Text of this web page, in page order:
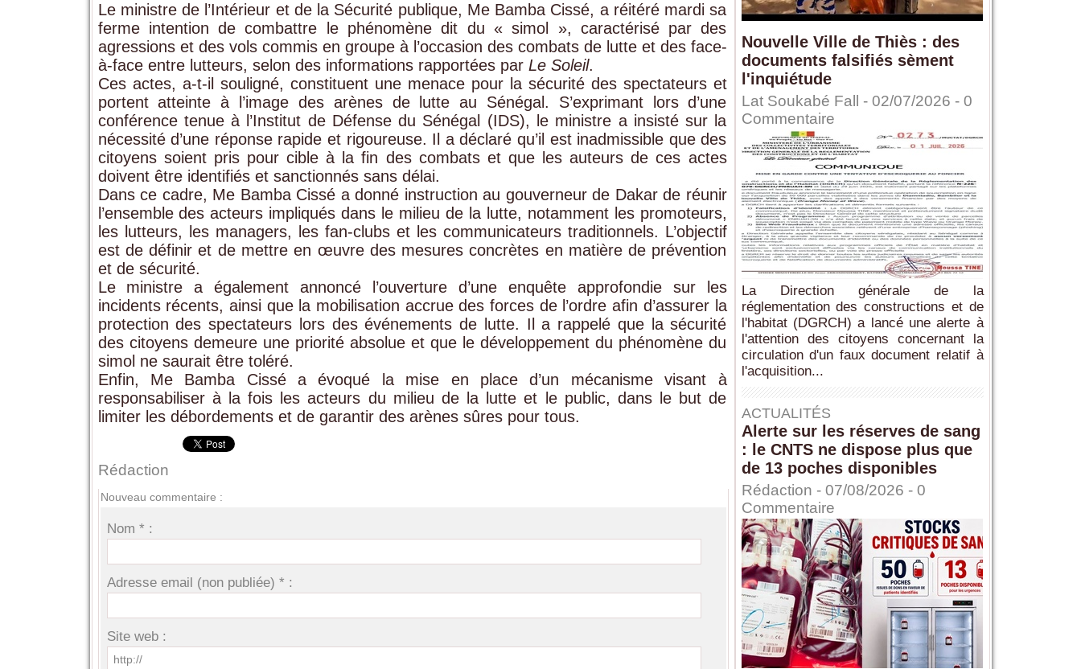
Le ministre de l’Intérieur et de la Sécurité publique, Me Bamba Cissé, a réitéré mardi sa
ferme intention de combattre le phénomène dit du « simol », caractérisé par des
agressions et des vols commis en groupe à l’occasion des combats de lutte et des face-
à-face entre lutteurs, selon des informations rapportées par Le Soleil.
Ces actes, a-t-il souligné, constituent une menace pour la sécurité des spectateurs et
portent atteinte à l’image des arènes de lutte au Sénégal. S’exprimant lors d’une
conférence tenue à l’Institut de Défense du Sénégal (IDS), le ministre a insisté sur la
nécessité d’une réponse rapide et rigoureuse. Il a déclaré qu’il est inadmissible que des
citoyens soient pris pour cible à la fin des combats et que les auteurs de ces actes
doivent être identifiés et sanctionnés sans délai.
Dans ce cadre, Me Bamba Cissé a donné instruction au gouverneur de Dakar de réunir
l’ensemble des acteurs impliqués dans le milieu de la lutte, notamment les promoteurs,
les lutteurs, les managers, les fan-clubs et les communicateurs traditionnels. L’objectif
est de définir et de mettre en œuvre des mesures concrètes en matière de prévention
et de sécurité.
Le ministre a également annoncé l’ouverture d’une enquête approfondie sur les
incidents récents, ainsi que la mobilisation accrue des forces de l’ordre afin d’assurer la
protection des spectateurs lors des événements de lutte. Il a rappelé que la sécurité
des citoyens demeure une priorité absolue et que le développement du phénomène du
simol ne saurait être toléré.
Enfin, Me Bamba Cissé a évoqué la mise en place d’un mécanisme visant à
responsabiliser à la fois les acteurs du milieu de la lutte et le public, dans le but de
limiter les débordements et de garantir des arènes sûres pour tous.
Rédaction
Nouveau commentaire :
Nom * :
Adresse email (non publiée) * :
Site web :
Nouvelle Ville de Thiès : des
documents falsifiés sèment
l'inquiétude
Lat Soukabé Fall - 02/07/2026 - 0
Commentaire
La Direction générale de la
réglementation des constructions et de
l'habitat (DGRCH) a lancé une alerte à
l'attention des citoyens concernant la
circulation d'un faux document relatif à
l'acquisition...
ACTUALITÉS
Alerte sur les réserves de sang
: le CNTS ne dispose plus que
de 13 poches disponibles
Rédaction - 07/08/2026 - 0
Commentaire